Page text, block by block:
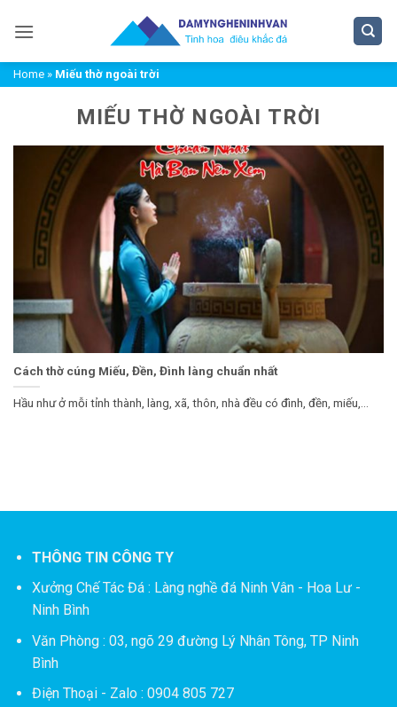
qua
dungHome » Miếu thờ ngoài trời
MIẾU THỜ NGOÀI TRỜI
Cách thờ cúng Miếu, Đền, Đình làng chuẩn nhất
Hầu như ở mỗi tỉnh thành, làng, xã, thôn, nhà đều có đình, đền, miếu,...
THÔNG TIN CÔNG TY
Xưởng Chế Tác Đá : Làng nghề đá Ninh Vân - Hoa Lư -
Ninh Bình
Văn Phòng : 03, ngõ 29 đường Lý Nhân Tông, TP Ninh
Bình
Điện Thoại - Zalo : 0904 805 727